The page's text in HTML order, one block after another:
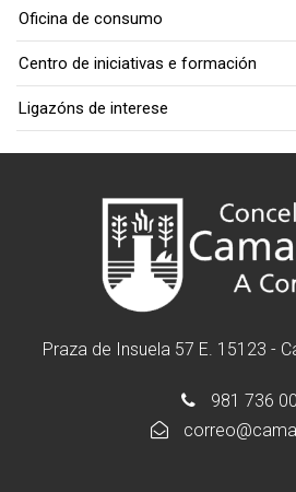
Oficina de consumo
Centro de iniciativas e formación
Ligazóns de interese
Praza de Insuela 57 E. 15123 -
981 736